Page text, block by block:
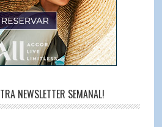
NEWSLETTER SEMANAL!